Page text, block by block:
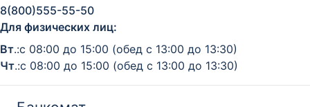
8(800)555-55-50
Для физических лиц:
Вт.:с 08:00 до 15:00 (обед с 13:00 до 13:30)
Чт.:с 08:00 до 15:00 (обед с 13:00 до 13:30)